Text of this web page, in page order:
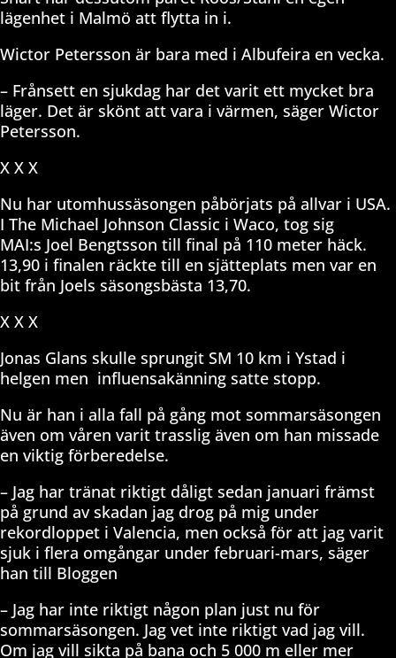
lägenhet i Malmö att flytta in i.
Wictor Petersson är bara med i Albufeira en vecka.
– Frånsett en sjukdag har det varit ett mycket bra
läger. Det är skönt att vara i värmen, säger Wictor
Petersson.
X X X
Nu har utomhussäsongen påbörjats på allvar i USA.
I The Michael Johnson Classic i Waco, tog sig
MAI:s Joel Bengtsson till final på 110 meter häck.
13,90 i finalen räckte till en sjätteplats men var en
bit från Joels säsongsbästa 13,70.
X X X
Jonas Glans skulle sprungit SM 10 km i Ystad i
helgen men influensakänning satte stopp.
Nu är han i alla fall på gång mot sommarsäsongen
även om våren varit trasslig även om han missade
en viktig förberedelse.
– Jag har tränat riktigt dåligt sedan januari främst
på grund av skadan jag drog på mig under
rekordloppet i Valencia, men också för att jag varit
sjuk i flera omgångar under februari-mars, säger
han till Bloggen
– Jag har inte riktigt någon plan just nu för
sommarsäsongen. Jag vet inte riktigt vad jag vill.
Om jag vill sikta på bana och 5 000 m eller mer